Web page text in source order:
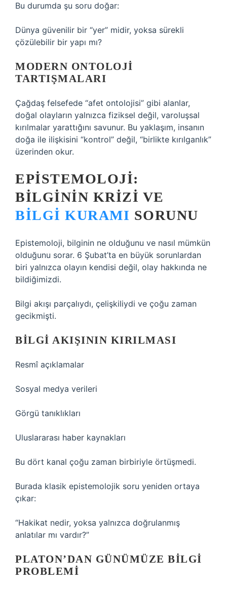
Bu durumda şu soru doğar:
Dünya güvenilir bir “yer” midir, yoksa sürekli
çözülebilir bir yapı mı?
MODERN ONTOLOJI
TARTIŞMALARI
Çağdaş felsefede “afet ontolojisi” gibi alanlar,
doğal olayların yalnızca fiziksel değil, varoluşsal
kırılmalar yarattığını savunur. Bu yaklaşım, insanın
doğa ile ilişkisini “kontrol” değil, “birlikte kırılganlık”
üzerinden okur.
EPISTEMOLOJI:
BILGININ KRIZI VE
BILGI KURAMI SORUNU
Epistemoloji, bilginin ne olduğunu ve nasıl mümkün
olduğunu sorar. 6 Şubat’ta en büyük sorunlardan
biri yalnızca olayın kendisi değil, olay hakkında ne
bildiğimizdi.
Bilgi akışı parçalıydı, çelişkiliydi ve çoğu zaman
gecikmişti.
BILGI AKIŞININ KIRILMASI
Resmî açıklamalar
Sosyal medya verileri
Görgü tanıklıkları
Uluslararası haber kaynakları
Bu dört kanal çoğu zaman birbiriyle örtüşmedi.
Burada klasik epistemolojik soru yeniden ortaya
çıkar:
“Hakikat nedir, yoksa yalnızca doğrulanmış
anlatılar mı vardır?”
PLATON’DAN GÜNÜMÜZE BILGI
PROBLEMI